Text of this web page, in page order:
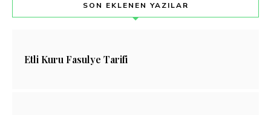
SON EKLENEN YAZILAR
Etli Kuru Fasulye Tarifi